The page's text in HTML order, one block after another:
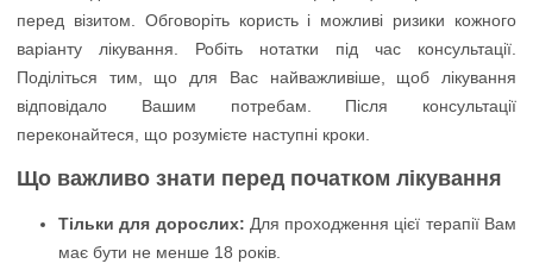
Що важливо знати перед початком лікування
Тільки для дорослих: Для проходження цієї терапії Вам
має бути не менше 18 років.